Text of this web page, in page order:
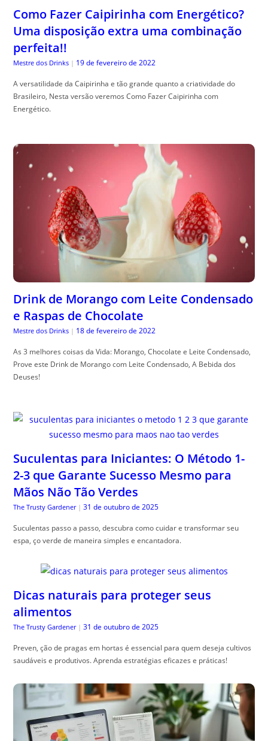
Como Fazer Caipirinha com Energético?
Uma disposição extra uma combinação
perfeita!!
Mestre dos Drinks | 19 de fevereiro de 2022
A versatilidade da Caipirinha e tão grande quanto a criatividade do
Brasileiro, Nesta versão veremos Como Fazer Caipirinha com
Energético.
Drink de Morango com Leite Condensado
e Raspas de Chocolate
Mestre dos Drinks | 18 de fevereiro de 2022
As 3 melhores coisas da Vida: Morango, Chocolate e Leite Condensado,
Prove este Drink de Morango com Leite Condensado, A Bebida dos
Deuses!
Suculentas para Iniciantes: O Método 1-
2-3 que Garante Sucesso Mesmo para
Mãos Não Tão Verdes
The Trusty Gardener | 31 de outubro de 2025
Suculentas passo a passo, descubra como cuidar e transformar seu
espa, ço verde de maneira simples e encantadora.
Dicas naturais para proteger seus
alimentos
The Trusty Gardener | 31 de outubro de 2025
Preven, ção de pragas em hortas é essencial para quem deseja cultivos
saudáveis e produtivos. Aprenda estratégias eficazes e práticas!